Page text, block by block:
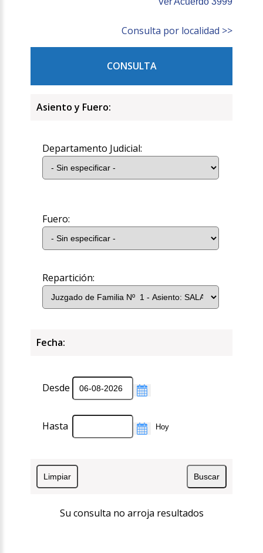
Consulta por localidad >>
CONSULTA
Asiento y Fuero:
Departamento Judicial:
Fuero:
Repartición:
Fecha:
Desde
Hasta
Su consulta no arroja resultados